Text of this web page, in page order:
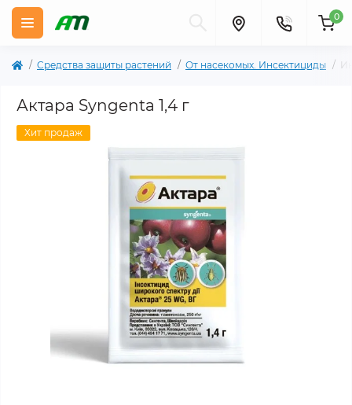
0
Cредства защиты растений От насекомых. Инсектициды
Актара Syngenta 1,4 г
Хит продаж